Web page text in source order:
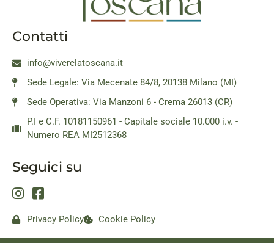
Contatti
info@viverelatoscana.it
Sede Legale: Via Mecenate 84/8, 20138 Milano (MI)
Sede Operativa: Via Manzoni 6 - Crema 26013 (CR)
P.I e C.F. 10181150961 - Capitale sociale 10.000 i.v. -
Numero REA MI2512368
Seguici su
Privacy Policy Cookie Policy